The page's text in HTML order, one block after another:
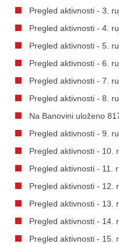
Pregled aktivnosti - 3.
Pregled aktivnosti - 4.
Pregled aktivnosti - 5.
Pregled aktivnosti - 6.
Pregled aktivnosti - 7.
Pregled aktivnosti - 8.
Na Banovini uloženo
Pregled aktivnosti - 9.
Pregled aktivnosti - 10.
Pregled aktivnosti - 11.
Pregled aktivnosti - 12.
Pregled aktivnosti - 13.
Pregled aktivnosti - 14.
Pregled aktivnosti - 15.